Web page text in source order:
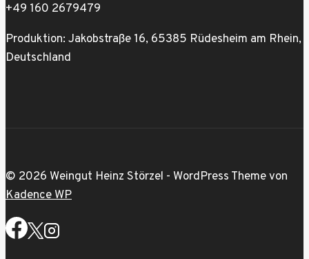
+49 160 2679479
Produktion: Jakobstraße 16, 65385 Rüdesheim am Rhein,
Deutschland
© 2026 Weingut Heinz Störzel - WordPress Theme von
Kadence WP